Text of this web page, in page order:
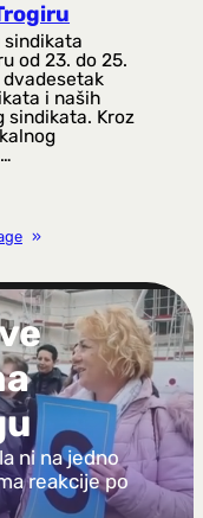
sindikata
od 23. do 25.
i naših
sindikata. Kroz
»
ni na jedno
reakcije po